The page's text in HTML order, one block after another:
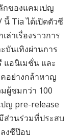
กของแคมเปญ
นี้ Tia ได้เปิดตัวซี
ล่าเรื่องราวการ
บันเทิงผ่านการ
แอนิเมชั่น และ
อย่างกล้าหาญ
ผู้ชมกว่า 100
ญ pre-release
ส่วนร่วมที่ประสบ
งซีป๊อบ